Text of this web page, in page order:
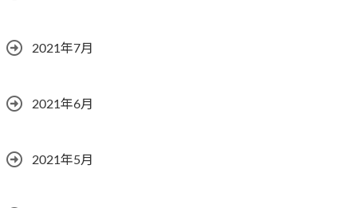
2021年7月
2021年6月
2021年5月